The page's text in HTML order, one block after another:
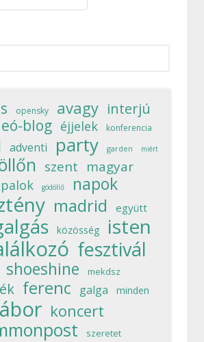
opensky avagy interjú
blog éjjelek konferencia
adventi party garden miért
szent magyar
gödöllő napok
madrid együtt
közösség isten
fesztivál
shoeshine mekdsz
ferenc galga minden
koncert
szeretet